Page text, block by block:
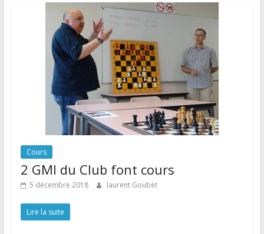
Cours
2 GMI du Club font cours
5 décembre 2018 laurent Goubet
Lire la suite